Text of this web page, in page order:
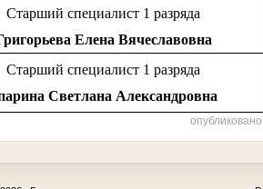
Старший специалист 1 разряда
Елена Вячеславовна
Старший специалист 1 разряда
Светлана Александровна